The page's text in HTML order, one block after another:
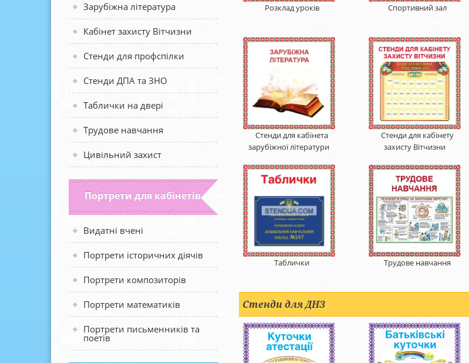
Зарубіжна література
Кабінет захисту Вітчизни
Стенди для профспілки
Стенди ДПА та ЗНО
Таблички на двері
Трудове навчання
Цивільний захист
Портрети для кабінетів
Видатні вчені
Портрети історичних діячів
Портрети композиторів
Портрети математиків
Портрети письменників та
поетів
Розклад уроків Спортивний зал
Стенди для кабінета
зарубіжної літератури
Стенди для кабінету
захисту Вітчизни
Таблички Трудове навчання
Стенди для ДНЗ